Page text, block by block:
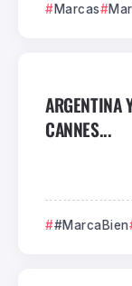
Marcas
ARGENTINA
CANNES...
#MarcaBien